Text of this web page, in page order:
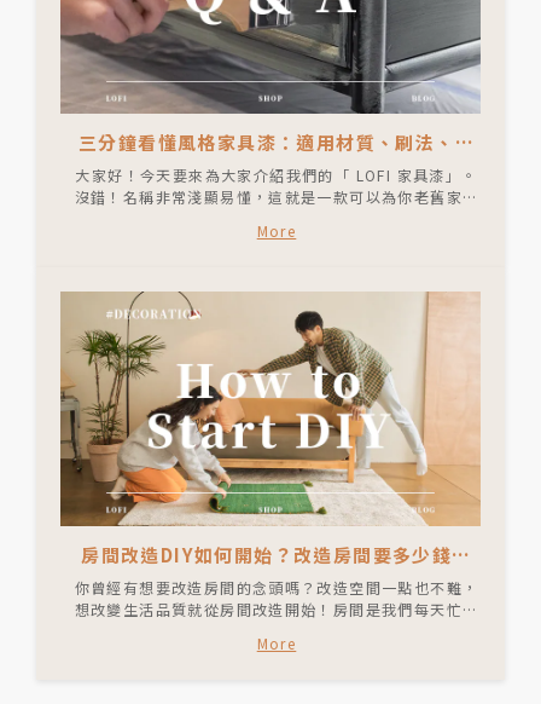
三分鐘看懂風格家具漆：適用材質、刷法、常
見 QA 大全
大家好！今天要來為大家介紹我們的「 LOFI 家具漆」。
沒錯！名稱非常淺顯易懂，這就是一款可以為你老舊家具
More
房間改造DIY如何開始？改造房間要多少錢？
小資改造必讀！
你曾經有想要改造房間的念頭嗎？改造空間一點也不難，
想改變生活品質就從房間改造開始！房間是我們每天忙碌
自己喜愛的模樣，就能讓新的一天充滿能量。無論是租
More